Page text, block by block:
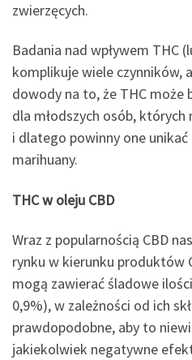
zwierzęcych.
Badania nad wpływem THC
komplikuje wiele czynników,
dowody na to, że THC może
dla młodszych osób,
i dlatego powinny one
marihuany.
THC w oleju CBD
Wraz z popularnością CBD
rynku w kierunku produktów
mogą zawierać śladowe
0,9%), w zależności od ich
prawdopodobne, aby to
jakiekolwiek negatywne